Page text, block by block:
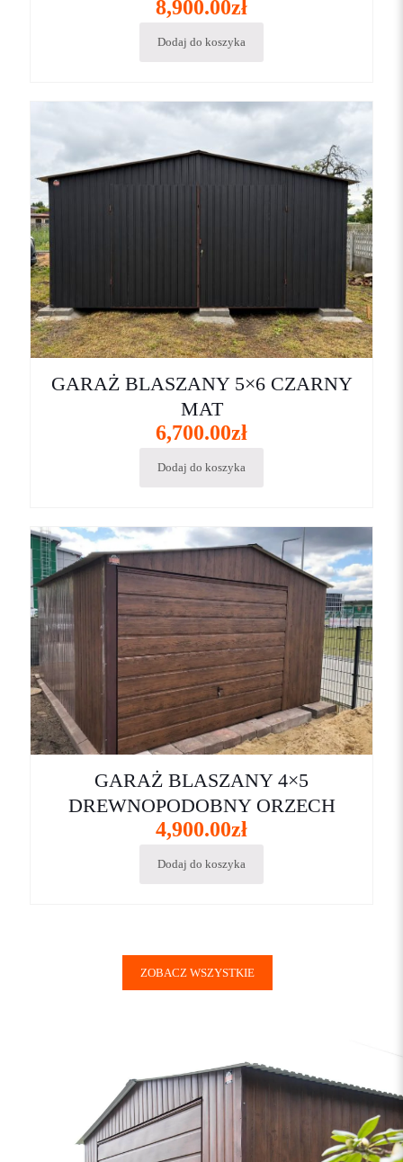
8,900.00zł
Dodaj do koszyka
GARAŻ BLASZANY 5×6 CZARNY
MAT
6,700.00zł
Dodaj do koszyka
GARAŻ BLASZANY 4×5
DREWNOPODOBNY ORZECH
4,900.00zł
Dodaj do koszyka
ZOBACZ WSZYSTKIE